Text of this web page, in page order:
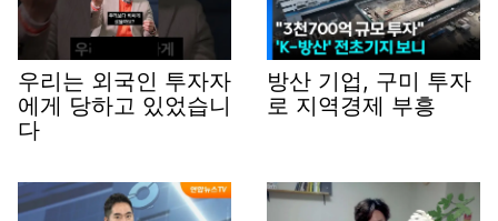
우리는 외국인 투자자
에게 당하고 있었습니
다
방산 기업, 구미 투자
로 지역경제 부흥